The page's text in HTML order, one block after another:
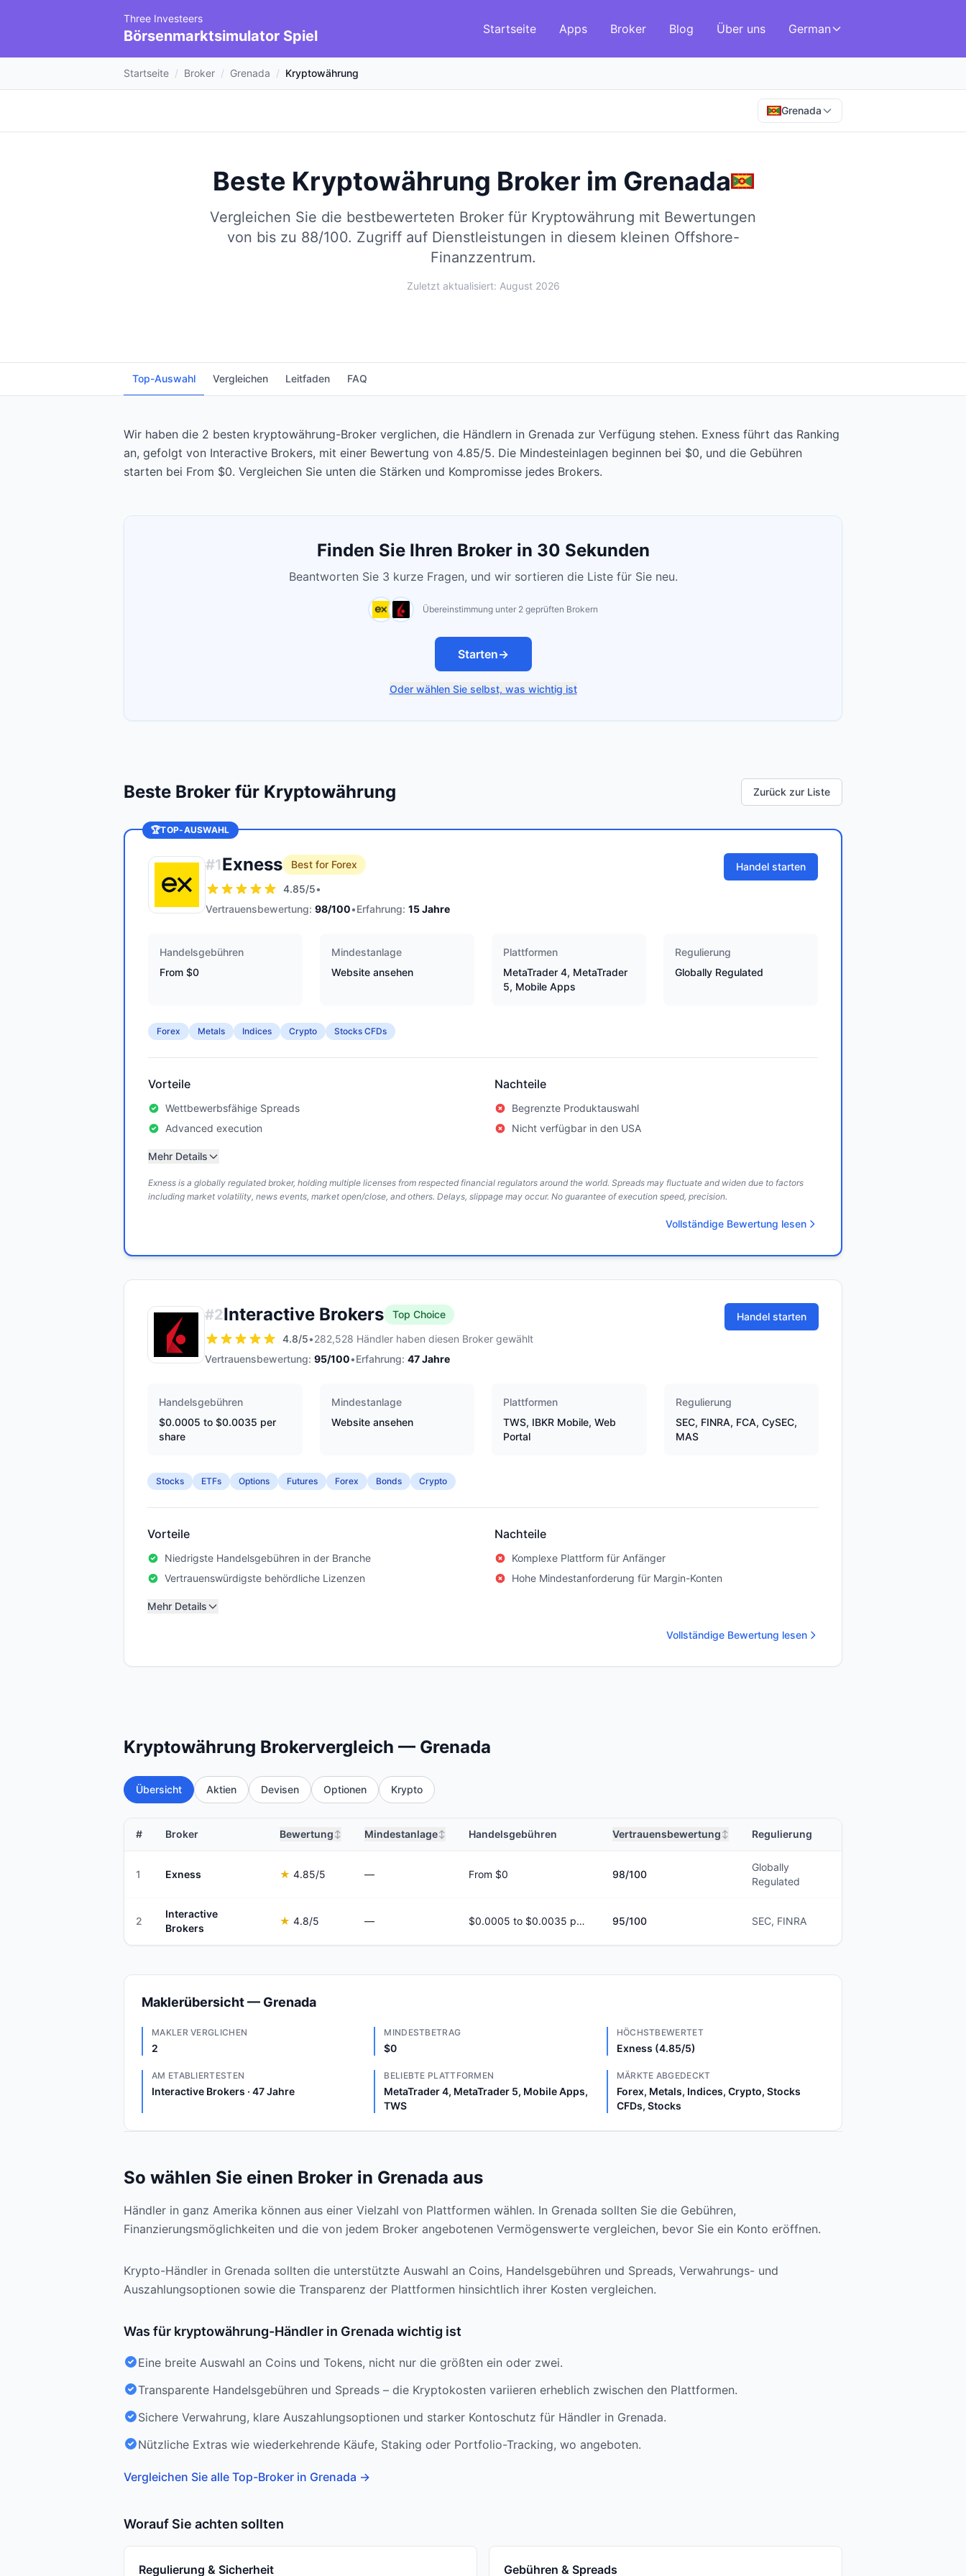
Three Investeers
Börsenmarktsimulator Spiel Startseite Apps Broker Blog Über uns German
Startseite / Broker / Grenada / Kryptowährung
Grenada
Beste Kryptowährung Broker im Grenada
Vergleichen Sie die bestbewerteten Broker für Kryptowährung mit Bewertungen
von bis zu 88/100. Zugriff auf Dienstleistungen in diesem kleinen Offshore-
Finanzzentrum.
Zuletzt aktualisiert: August 2026
Top-Auswahl Vergleichen Leitfaden FAQ
Wir haben die 2 besten kryptowährung-Broker verglichen, die Händlern in Grenada zur Verfügung stehen. Exness führt das Ranking
an, gefolgt von Interactive Brokers, mit einer Bewertung von 4.85/5. Die Mindesteinlagen beginnen bei $0, und die Gebühren
starten bei From $0. Vergleichen Sie unten die Stärken und Kompromisse jedes Brokers.
Finden Sie Ihren Broker in 30 Sekunden
Beantworten Sie 3 kurze Fragen, und wir sortieren die Liste für Sie neu.
Übereinstimmung unter 2 geprüften Brokern
Starten→
Oder wählen Sie selbst, was wichtig ist
Beste Broker für Kryptowährung Zurück zur Liste
🏆TOP-AUSWAHL
#1Exness
Best for Forex
4.85/5•
Vertrauensbewertung: 98/100•Erfahrung: 15Jahre
Handel starten
Handelsgebühren
From $0
Mindestanlage
Website ansehen
Plattformen
MetaTrader 4, MetaTrader
5, Mobile Apps
Regulierung
Globally Regulated
Forex Metals Indices Crypto Stocks CFDs
Vorteile
Wettbewerbsfähige Spreads
Advanced execution
Nachteile
Begrenzte Produktauswahl
Nicht verfügbar in den USA
Mehr Details
Exness is a globally regulated broker, holding multiple licenses from respected financial regulators around the world. Spreads may fluctuate and widen due to factors
including market volatility, news events, market open/close, and others. Delays, slippage may occur. No guarantee of execution speed, precision.
Vollständige Bewertung lesen
#2Interactive Brokers
Top Choice
4.8/5•282,528 Händler haben diesen Broker gewählt
Vertrauensbewertung: 95/100•Erfahrung: 47Jahre
Handel starten
Handelsgebühren
$0.0005 to $0.0035 per
share
Mindestanlage
Website ansehen
Plattformen
TWS, IBKR Mobile, Web
Portal
Regulierung
SEC, FINRA, FCA, CySEC,
MAS
Stocks ETFs Options Futures Forex Bonds Crypto
Vorteile
Niedrigste Handelsgebühren in der Branche
Vertrauenswürdigste behördliche Lizenzen
Nachteile
Komplexe Plattform für Anfänger
Hohe Mindestanforderung für Margin-Konten
Mehr Details
Vollständige Bewertung lesen
Kryptowährung Brokervergleich — Grenada
Übersicht Aktien Devisen Optionen Krypto
# Broker Bewertung ↕ Mindestanlage↕ Handelsgebühren Vertrauensbewertung ↕ Regulierung
1 Exness ★ 4.85/5 — From $0 98/100
Globally
Regulated
2
Interactive
Brokers
★ 4.8/5 — $0.0005 to $0.0035 per share 95/100 SEC, FINRA
Maklerübersicht — Grenada
MAKLER VERGLICHEN
2
MINDESTBETRAG
$0
HÖCHSTBEWERTET
Exness (4.85/5)
AM ETABLIERTESTEN
Interactive Brokers · 47 Jahre
BELIEBTE PLATTFORMEN
MetaTrader 4, MetaTrader 5, Mobile Apps,
TWS
MÄRKTE ABGEDECKT
Forex, Metals, Indices, Crypto, Stocks
CFDs, Stocks
So wählen Sie einen Broker in Grenada aus
Händler in ganz Amerika können aus einer Vielzahl von Plattformen wählen. In Grenada sollten Sie die Gebühren,
Finanzierungsmöglichkeiten und die von jedem Broker angebotenen Vermögenswerte vergleichen, bevor Sie ein Konto eröffnen.
Krypto-Händler in Grenada sollten die unterstützte Auswahl an Coins, Handelsgebühren und Spreads, Verwahrungs- und
Auszahlungsoptionen sowie die Transparenz der Plattformen hinsichtlich ihrer Kosten vergleichen.
Was für kryptowährung-Händler in Grenada wichtig ist
Eine breite Auswahl an Coins und Tokens, nicht nur die größten ein oder zwei.
Transparente Handelsgebühren und Spreads – die Kryptokosten variieren erheblich zwischen den Plattformen.
Sichere Verwahrung, klare Auszahlungsoptionen und starker Kontoschutz für Händler in Grenada.
Nützliche Extras wie wiederkehrende Käufe, Staking oder Portfolio-Tracking, wo angeboten.
Vergleichen Sie alle Top-Broker in Grenada →
Worauf Sie achten sollten
Regulierung & Sicherheit Gebühren & Spreads